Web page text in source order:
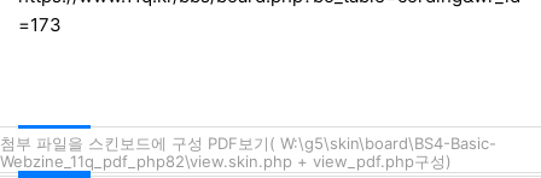
=173
첨부 파일을 스킨보드에 구성 PDF보기( W:\g5\skin\board\BS4-Basic-
Webzine_11q_pdf_php82\view.skin.php + view_pdf.php구성)